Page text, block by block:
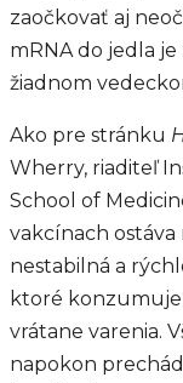
zaočkovať aj
mRNA do jedla
žiadnom
Ako pre stránku
Wherry, riaditeľ
School of
vakcínach ostáva
nestabilná a
ktoré
vrátane varenia.
napokon